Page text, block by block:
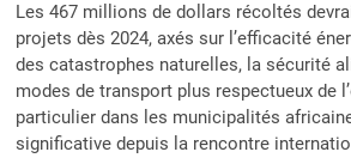
Les 467 millions de dollars récoltés
projets dès 2024, axés sur l’efficacité
des catastrophes naturelles, la sécurité
modes de transport plus respectueux de
particulier dans les municipalités
significative depuis la rencontre